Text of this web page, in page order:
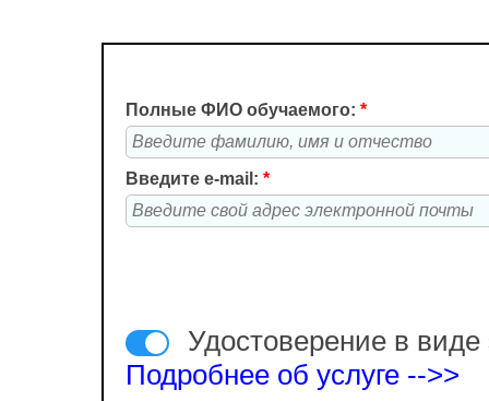
Полные ФИО обучаемого: *
Введите e-mail: *
Удостоверение в виде
Подробнее об услуге -->>